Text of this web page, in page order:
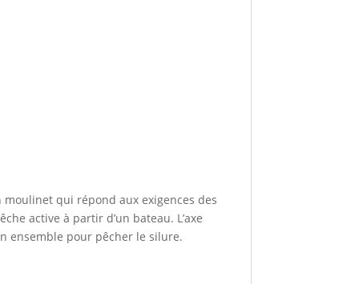
qui répond aux exigences des
active à partir d’un bateau. L’axe
ensemble pour pêcher le silure.